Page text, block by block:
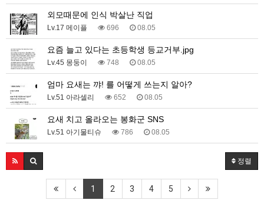
외모때문에 인식 박살난 직업
Lv.17 메이플 696 08.05
요즘 늘고 있다는 초등학생 등교거부.jpg
Lv.45 몽둥이 748 08.05
엄마 요새는 꺄! 를 어떻게 쓰는지 알아?
Lv.51 아라셀리 652 08.05
요새 치고 올라오는 봉화군 SNS
Lv.51 아기물티슈 786 08.05
정렬
1 2 3 4 5